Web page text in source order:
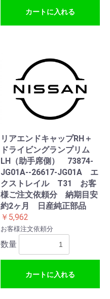
カートに入れる
リアエンドキャップRH＋
ドライビングランプリム
LH（助手席側） 73874-
JG01A--26617-JG01A エ
クストレイル T31 お客
様ご注文依頼分 納期目安
約2ヶ月 日産純正部品
￥5,962
お客様注文依頼分
数量
カートに入れる